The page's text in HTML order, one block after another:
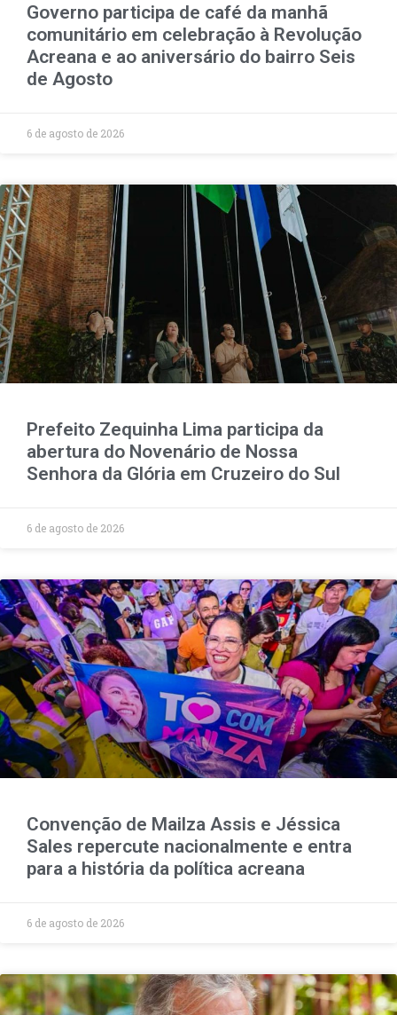
Governo participa de café da manhã
comunitário em celebração à Revolução
Acreana e ao aniversário do bairro Seis
de Agosto
6 de agosto de 2026
Prefeito Zequinha Lima participa da
abertura do Novenário de Nossa
Senhora da Glória em Cruzeiro do Sul
6 de agosto de 2026
Convenção de Mailza Assis e Jéssica
Sales repercute nacionalmente e entra
para a história da política acreana
6 de agosto de 2026